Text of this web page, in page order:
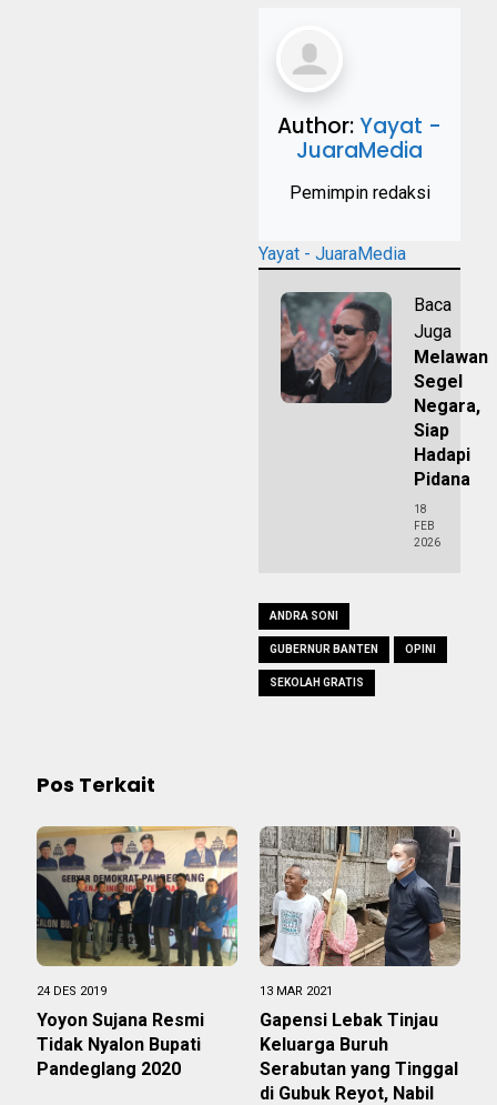
Author:Yayat -
JuaraMedia
Pemimpin redaksi
Yayat - JuaraMedia
Baca
Juga
Melawan
Segel
Negara,
Siap
Hadapi
Pidana
18
FEB
2026
ANDRA SONI
GUBERNUR BANTEN OPINI
SEKOLAH GRATIS
Pos Terkait
24 DES 2019
Yoyon Sujana Resmi
Tidak Nyalon Bupati
Pandeglang 2020
13 MAR 2021
Gapensi Lebak Tinjau
Keluarga Buruh
Serabutan yang Tinggal
di Gubuk Reyot, Nabil